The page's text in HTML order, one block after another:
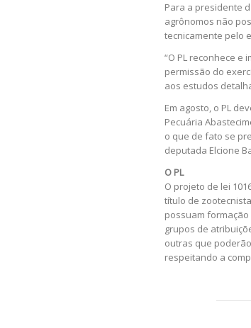
Para a presidente
agrônomos não
tecnicamente pelo
“O PL reconhece
permissão do
aos estudos
Em agosto, o PL
Pecuária
o que de fato se
deputada Elcione
O PL
O projeto de lei
título de
possuam formação
grupos de
outras que
respeitando a